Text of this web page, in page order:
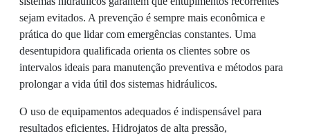
sejam evitados. A prevenção é sempre mais econômica e
prática do que lidar com emergências constantes. Uma
desentupidora qualificada orienta os clientes sobre os
intervalos ideais para manutenção preventiva e métodos para
prolongar a vida útil dos sistemas hidráulicos.
O uso de equipamentos adequados é indispensável para
resultados eficientes. Hidrojatos de alta pressão,